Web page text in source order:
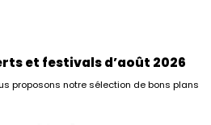
et festivals d’août 2026
proposons notre sélection de bons plans